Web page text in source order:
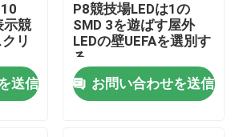
示競
リ
送信
P8競技場LEDは1の
SMD 3を遊ばす屋外
LEDの壁UEFAを選別す
る
お問い合わせを送信